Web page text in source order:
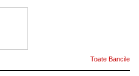
Toate Bancile